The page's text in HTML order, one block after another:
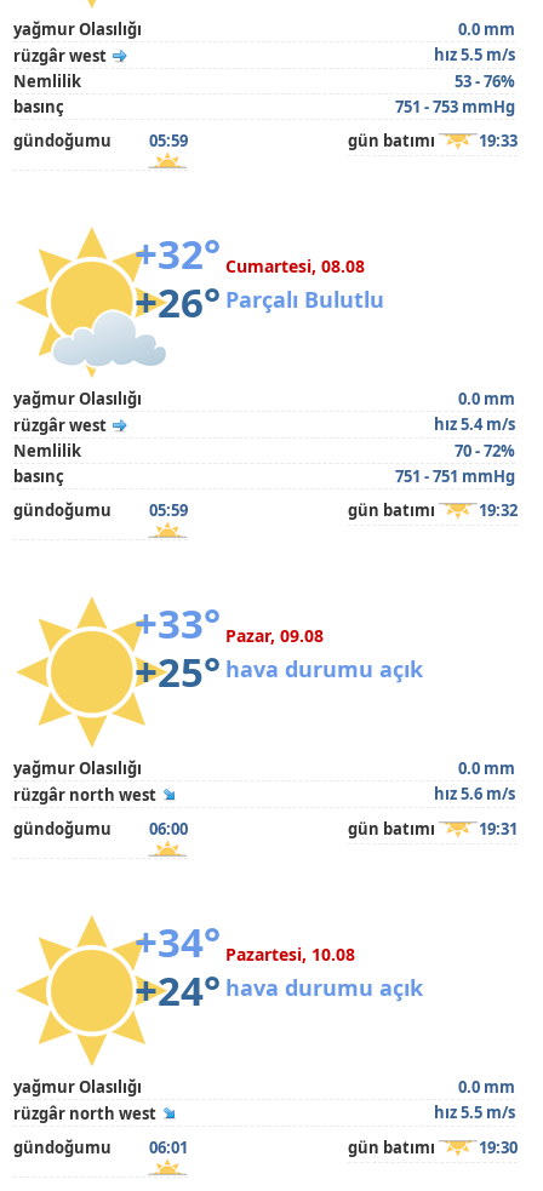
yağmur Olasılığı
0.0 mm
rüzgâr west
hız 5.5 m/s
Nemlilik
53 - 76%
basınç
751 - 753 mmHg
gündoğumu
05:59 gün batımı 19:33
+32°
+26°
Cumartesi, 08.08
Parçalı Bulutlu
yağmur Olasılığı
0.0 mm
rüzgâr west
hız 5.4 m/s
Nemlilik
70 - 72%
basınç
751 - 751 mmHg
gündoğumu
05:59 gün batımı 19:32
+33°
+25°
Pazar, 09.08
hava durumu açık
yağmur Olasılığı
0.0 mm
rüzgâr north west
hız 5.6 m/s
gündoğumu
06:00 gün batımı 19:31
+34°
+24°
Pazartesi, 10.08
hava durumu açık
yağmur Olasılığı
0.0 mm
rüzgâr north west
hız 5.5 m/s
gündoğumu
06:01 gün batımı 19:30